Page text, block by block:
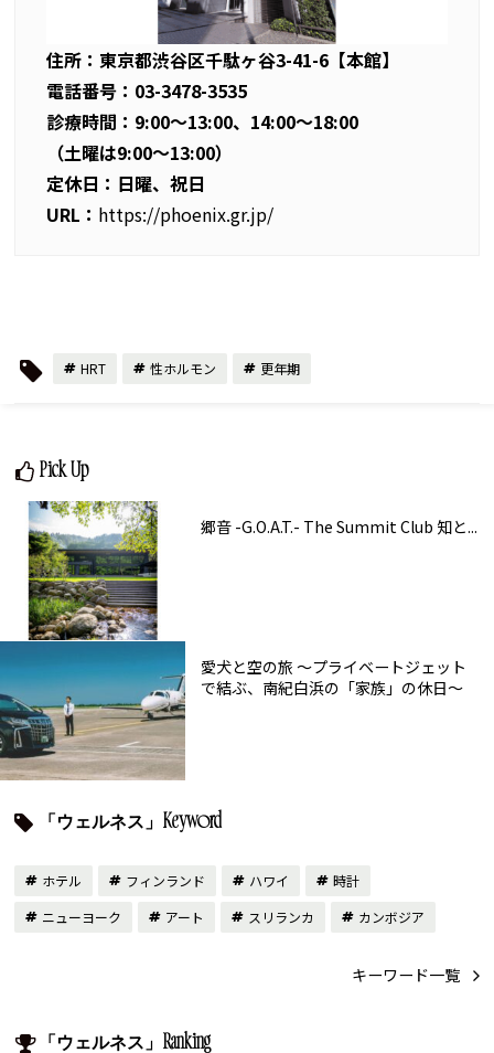
住所：東京都渋谷区千駄ヶ谷3-41-6【本館】
電話番号：03-3478-3535
診療時間：9:00～13:00、14:00～18:00
（土曜は9:00～13:00）
定休日：日曜、祝日
URL： https://phoenix.gr.jp/
HRT 性ホルモン 更年期
Pick Up
郷音 -G.O.A.T.- The Summit Club 知と...
愛犬と空の旅 ～プライベートジェット
で結ぶ、南紀白浜の「家族」の休日～
「ウェルネス」Keyword
ホテル フィンランド ハワイ
時計
ニューヨーク
アート スリランカ カンボジア
キーワード一覧
「ウェルネス」Ranking